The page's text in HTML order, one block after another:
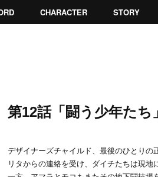
CHARACTER STORY
第12話「闘う少年たち
デザイナーズチャイルド、最後のひとりの
リタからの連絡を受け、ダイチたちは現地